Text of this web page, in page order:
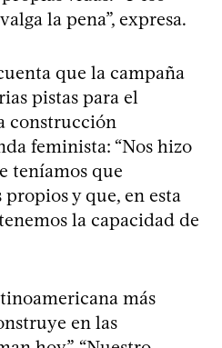
la pena”, expresa.
que la campaña
pistas para el
construcción
feminista: “Nos hizo
teníamos que
y que, en esta
la capacidad de
más
en las